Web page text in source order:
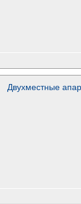
Двухместные